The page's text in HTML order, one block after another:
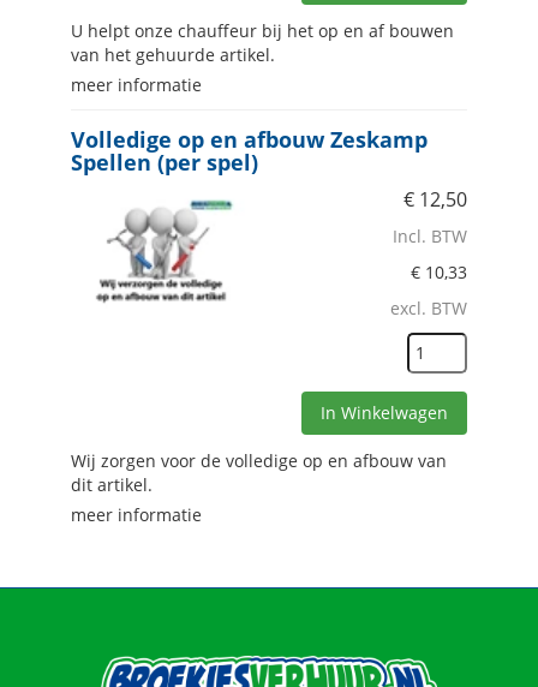
U helpt onze chauffeur bij het op en af bouwen
van het gehuurde artikel.
meer informatie
Volledige op en afbouw Zeskamp
Spellen (per spel)
€ 12,50
Incl. BTW
€ 10,33
excl. BTW
In Winkelwagen
Wij zorgen voor de volledige op en afbouw van
dit artikel.
meer informatie